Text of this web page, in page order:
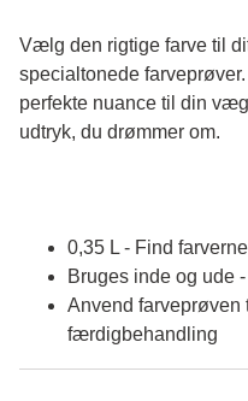
Vælg den rigtige farve til
specialtonede
perfekte nuance til din
udtryk, du drømmer om.
0,35 L - Find
Bruges inde og ude
Anvend farveprøven
færdigbehandling